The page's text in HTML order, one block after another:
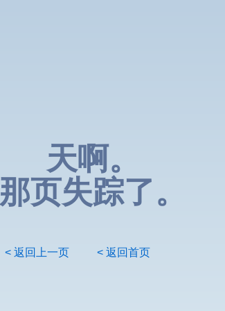
天啊。
那页失踪了。
< 返回上一页 < 返回首页